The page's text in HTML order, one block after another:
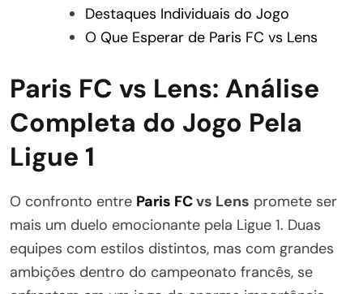
Destaques Individuais do Jogo
O Que Esperar de Paris FC vs Lens
Paris FC vs Lens: Análise
Completa do Jogo Pela
Ligue 1
O confronto entre Paris FCvs Lens promete ser
mais um duelo emocionante pela Ligue 1. Duas
equipes com estilos distintos, mas com grandes
ambições dentro do campeonato francês, se